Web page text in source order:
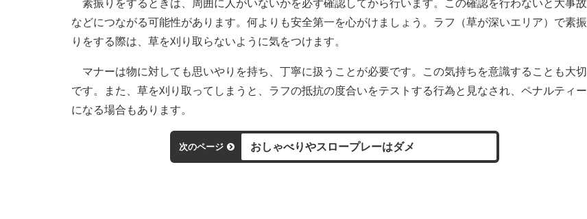
素振りをするときは、周囲に人がいないかを必ず確認してから行います。この確認を行わないと大事故
などにつながる可能性があります。何よりも安全第一を心がけましょう。ラフ（草が深いエリア）で素振
りをする際は、草を刈り取らないように気をつけます。
マナーは物に対しても思いやりを持ち、丁寧に扱うことが必要です。この気持ちを意識することも大切
です。また、草を刈り取ってしまうと、ラフの抵抗の度合いをテストする行為と見なされ、ペナルティー
になる場合もあります。
次のページ おしゃべりやスロープレーはダメ